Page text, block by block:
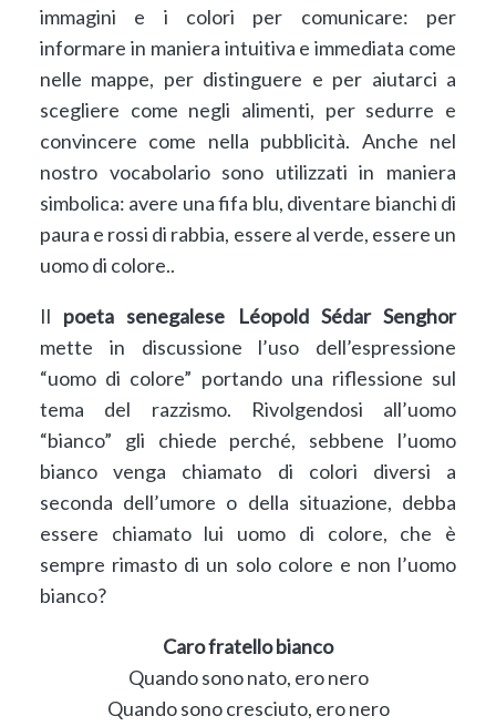
immagini e i colori per comunicare: per
informare in maniera intuitiva e immediata come
nelle mappe, per distinguere e per aiutarci a
scegliere come negli alimenti, per sedurre e
convincere come nella pubblicità. Anche nel
nostro vocabolario sono utilizzati in maniera
simbolica: avere una fifa blu, diventare bianchi di
paura e rossi di rabbia, essere al verde, essere un
uomo di colore..
Il poeta senegalese Léopold Sédar Senghor
mette in discussione l’uso dell’espressione
“uomo di colore” portando una riflessione sul
tema del razzismo. Rivolgendosi all’uomo
“bianco” gli chiede perché, sebbene l’uomo
bianco venga chiamato di colori diversi a
seconda dell’umore o della situazione, debba
essere chiamato lui uomo di colore, che è
sempre rimasto di un solo colore e non l’uomo
bianco?
Caro fratello bianco
Quando sono nato, ero nero
Quando sono cresciuto, ero nero